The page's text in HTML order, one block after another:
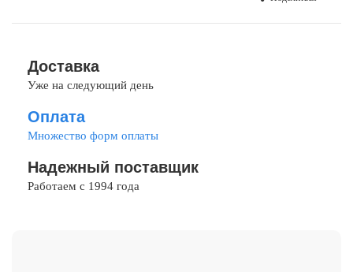
Доставка
Уже на следующий день
Оплата
Множество форм оплаты
Надежный поставщик
Работаем с 1994 года